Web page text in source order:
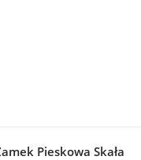
Pieskowa Skała